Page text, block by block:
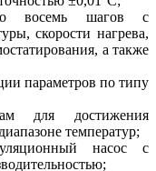
восемь шагов с
скорости нагрева,
а также
параметров по типу
для достижения
температур;
насос с